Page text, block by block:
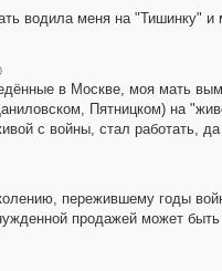
водила меня на "Тишинку" и
в Москве, моя мать
Пятницком) на
с войны, стал работать,
пережившему годы
продажей может быть